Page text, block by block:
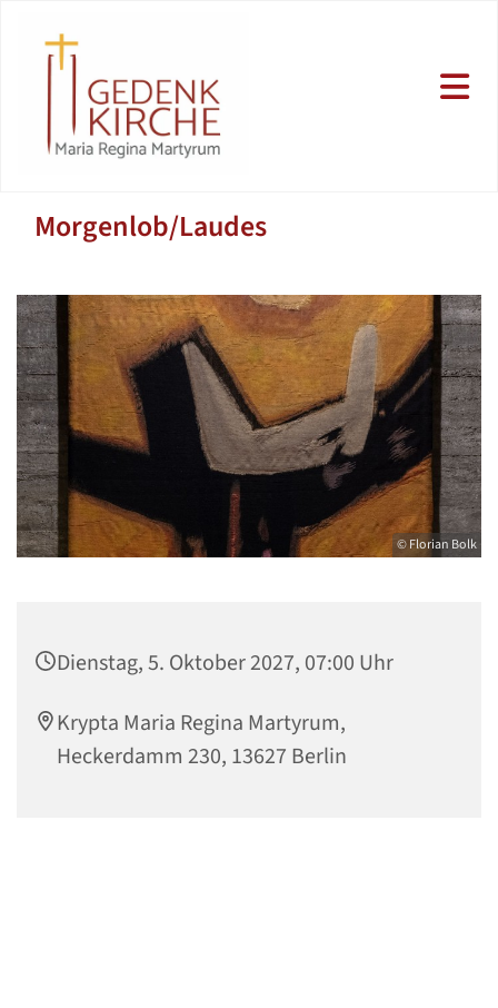
Morgenlob/Laudes
© Florian Bolk
Dienstag, 5. Oktober 2027, 07:00 Uhr
Krypta Maria Regina Martyrum,
Heckerdamm 230, 13627 Berlin